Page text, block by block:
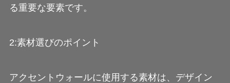
る重要な要素です。
2:素材選びのポイント
アクセントウォールに使用する素材は、デザイン